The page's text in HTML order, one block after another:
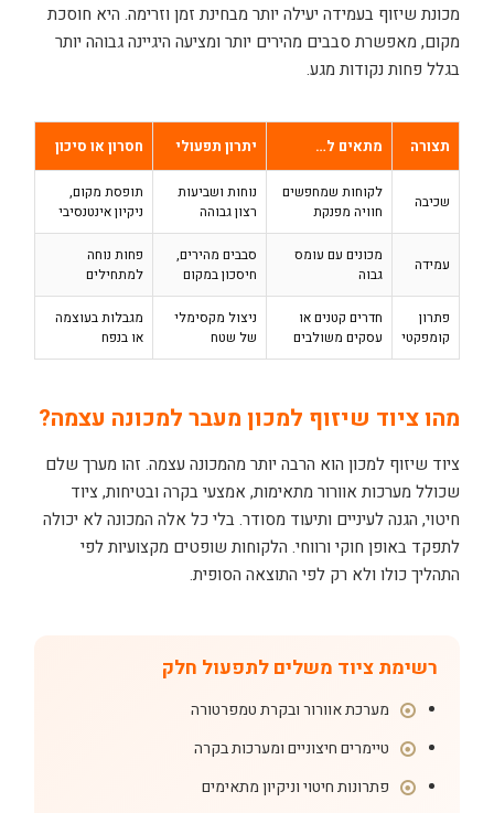
מכונת שיזוף בעמידה יעילה יותר מבחינת זמן וזרימה. היא חוסכת
מקום, מאפשרת סבבים מהירים יותר ומציעה היגיינה גבוהה יותר
בגלל פחות נקודות מגע.
תצורה מתאים ל… יתרון תפעולי חסרון או סיכון
שכיבה
לקוחות שמחפשים
חוויה מפנקת
נוחות ושביעות
רצון גבוהה
תופסת מקום,
ניקיון אינטנסיבי
עמידה
מכונים עם עומס
גבוה
סבבים מהירים,
חיסכון במקום
פחות נוחה
למתחילים
פתרון
קומפקטי
חדרים קטנים או
עסקים משולבים
ניצול מקסימלי
של שטח
מגבלות בעוצמה
או בנפח
מהו ציוד שיזוף למכון מעבר למכונה עצמה?
ציוד שיזוף למכון הוא הרבה יותר מהמכונה עצמה. זהו מערך שלם
שכולל מערכות אוורור מתאימות, אמצעי בקרה ובטיחות, ציוד
חיטוי, הגנה לעיניים ותיעוד מסודר. בלי כל אלה המכונה לא יכולה
לתפקד באופן חוקי ורווחי. הלקוחות שופטים מקצועיות לפי
התהליך כולו ולא רק לפי התוצאה הסופית.
רשימת ציוד משלים לתפעול חלק
מערכת אוורור ובקרת טמפרטורה
טיימרים חיצוניים ומערכות בקרה
פתרונות חיטוי וניקיון מתאימים